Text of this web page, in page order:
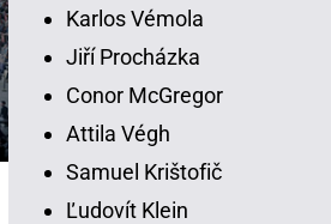
Karlos Vémola
Jiří Procházka
Conor McGregor
Attila Végh
Samuel Krištofič
Ľudovít Klein